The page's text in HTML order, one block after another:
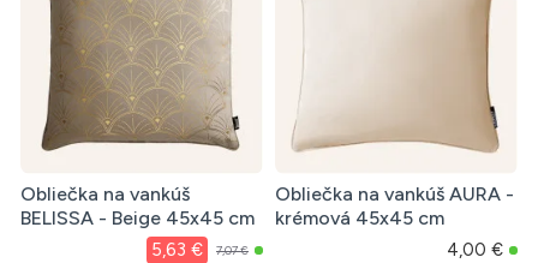
Obliečka na vankúš
BELISSA - Beige 45x45 cm
5,63 € 7,07 €
Obliečka na vankúš AURA -
krémová 45x45 cm
4,00 €